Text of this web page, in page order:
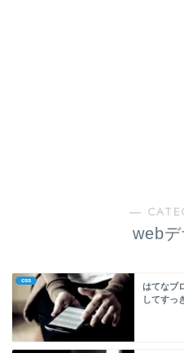
―
web
css
はてなブ
してすっ